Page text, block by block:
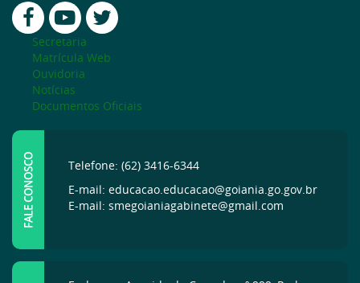
Secretaria
Matrícula Web
Ouvidoria
Notícias
Documentos Oficiais
FALE CONOSCO
Telefone: (62) 3416-6344
E-mail: educacao.educacao@goiania.go.gov.br
E-mail: smegoianiagabinete@gmail.com